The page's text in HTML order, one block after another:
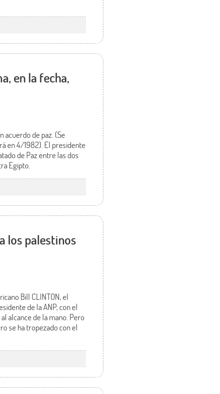
en la fecha,
acuerdo de paz. (Se
en 4/1982). El presidente
de Paz entre las dos
Egipto.
los palestinos
Bill CLINTON, el
de la ANP, con el
alcance de la mano. Pero
se ha tropezado con el